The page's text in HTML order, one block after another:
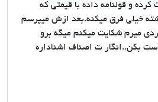
و قولنامه داده با قیمتی که
خیلی فرق میکنه.بعد ازش میپرسم
میرم شکایت میکنم میگه برو
بکن..انگار ت اصناف اشناداره